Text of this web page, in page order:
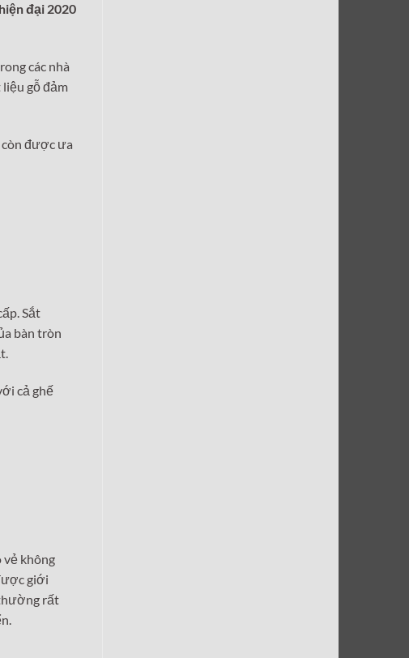
đại 2020
các nhà
liệu gỗ đảm
còn được ưa
Sắt
bàn tròn
cả ghế
vẻ không
giới
rất